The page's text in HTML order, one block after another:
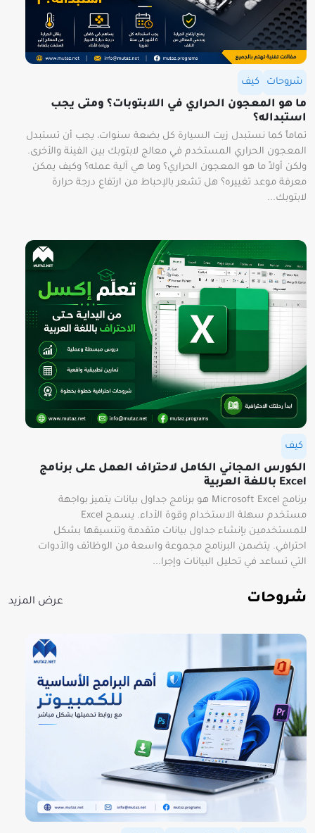
شروحات كيف
ما هو المعجون الحراري في اللابتوبات؟ ومتى يجب
استبداله؟
تماماً كما نستبدل زيت السيارة كل بضعة سنوات، يجب أن تستبدل
المعجون الحراري المستخدم في معالج لابتوبك بين الفينة والأخرى.
ولكن أولاً ما هو المعجون الحراري؟ وما هي آلية عمله؟ وكيف يمكن
معرفة موعد تغييره؟ هل تشعر بالإحباط من ارتفاع درجة حرارة
لابتوبك...
كيف
الكورس المجاني الكامل لاحتراف العمل على برنامج
Excel باللغة العربية
برنامج Microsoft Excel هو برنامج جداول بيانات يتميز بواجهة
مستخدم سهلة الاستخدام وقوة الأداء. يسمح Excel
للمستخدمين بإنشاء جداول بيانات متقدمة وتنسيقها بشكل
احترافي. يتضمن البرنامج مجموعة واسعة من الوظائف والأدوات
التي تساعد في تحليل البيانات وإجرا...
شروحات عرض المزيد